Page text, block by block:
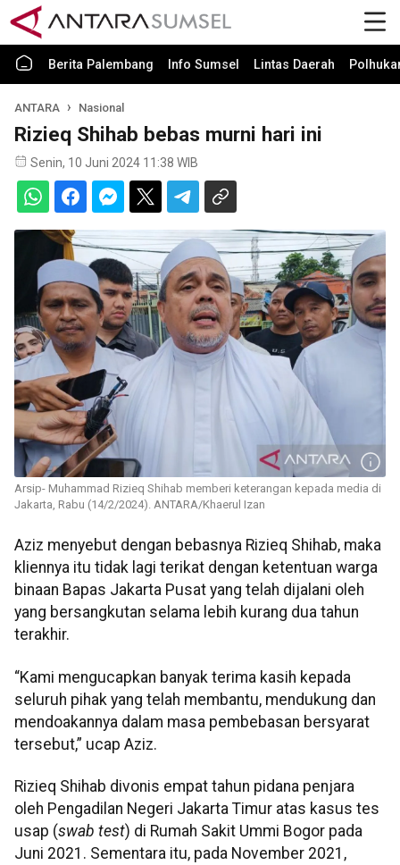
Berita Palembang Info Sumsel Lintas Daerah
ANTARA Nasional
Rizieq Shihab bebas murni hari ini
Senin, 10 Juni 2024 11:38 WIB
Arsip- Muhammad Rizieq Shihab memberi keterangan kepada media di
Jakarta, Rabu (14/2/2024). ANTARA/Khaerul Izan
Aziz menyebut dengan bebasnya Rizieq Shihab, maka
kliennya itu tidak lagi terikat dengan ketentuan warga
binaan Bapas Jakarta Pusat yang telah dijalani oleh
yang bersangkutan selama lebih kurang dua tahun
terakhir.
“Kami mengucapkan banyak terima kasih kepada
seluruh pihak yang telah membantu, mendukung dan
mendoakannya dalam masa pembebasan bersyarat
tersebut,” ucap Aziz.
Rizieq Shihab divonis empat tahun pidana penjara
oleh Pengadilan Negeri Jakarta Timur atas kasus tes
usap (swab test) di Rumah Sakit Ummi Bogor pada
Juni 2021. Sementara itu, pada November 2021,